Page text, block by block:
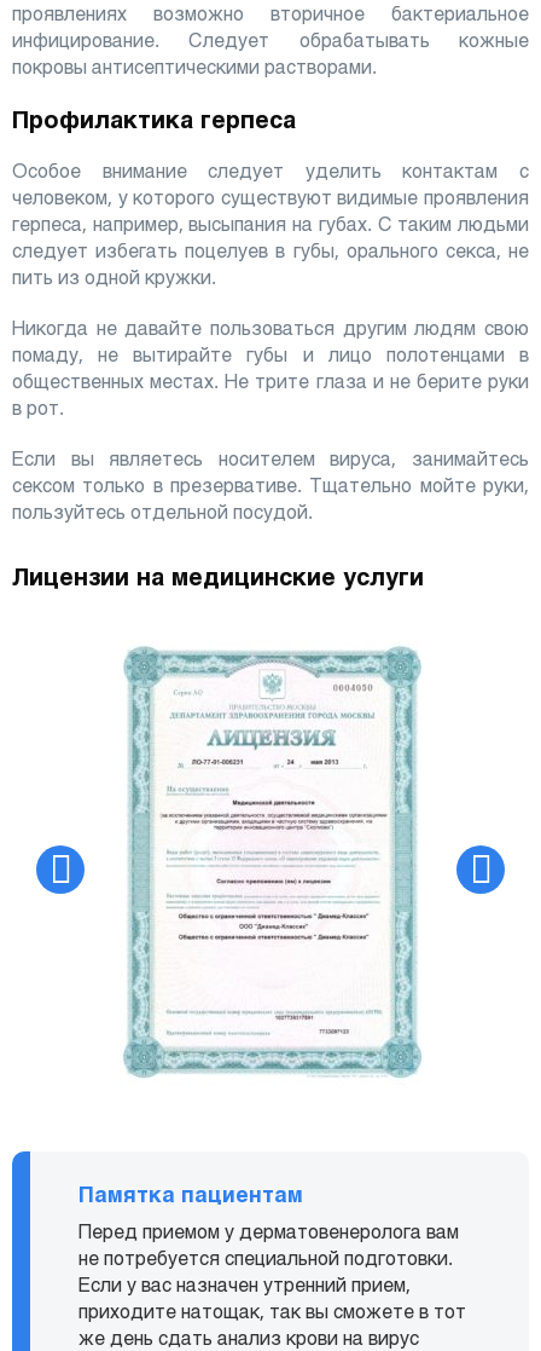
проявлениях возможно вторичное бактериальное
инфицирование. Следует обрабатывать кожные
покровы антисептическими растворами.
Профилактика герпеса
Особое внимание следует уделить контактам с
человеком, у которого существуют видимые проявления
герпеса, например, высыпания на губах. С таким людьми
следует избегать поцелуев в губы, орального секса, не
пить из одной кружки.
Никогда не давайте пользоваться другим людям свою
помаду, не вытирайте губы и лицо полотенцами в
общественных местах. Не трите глаза и не берите руки
в рот.
Если вы являетесь носителем вируса, занимайтесь
сексом только в презервативе. Тщательно мойте руки,
пользуйтесь отдельной посудой.
Лицензии на медицинские услуги
Памятка пациентам
Перед приемом у дерматовенеролога вам
не потребуется специальной подготовки.
Если у вас назначен утренний прием,
приходите натощак, так вы сможете в тот
же день сдать анализ крови на вирус